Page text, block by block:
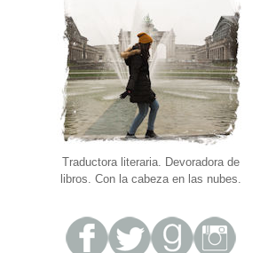
Traductora literaria. Devoradora de
libros. Con la cabeza en las nubes.